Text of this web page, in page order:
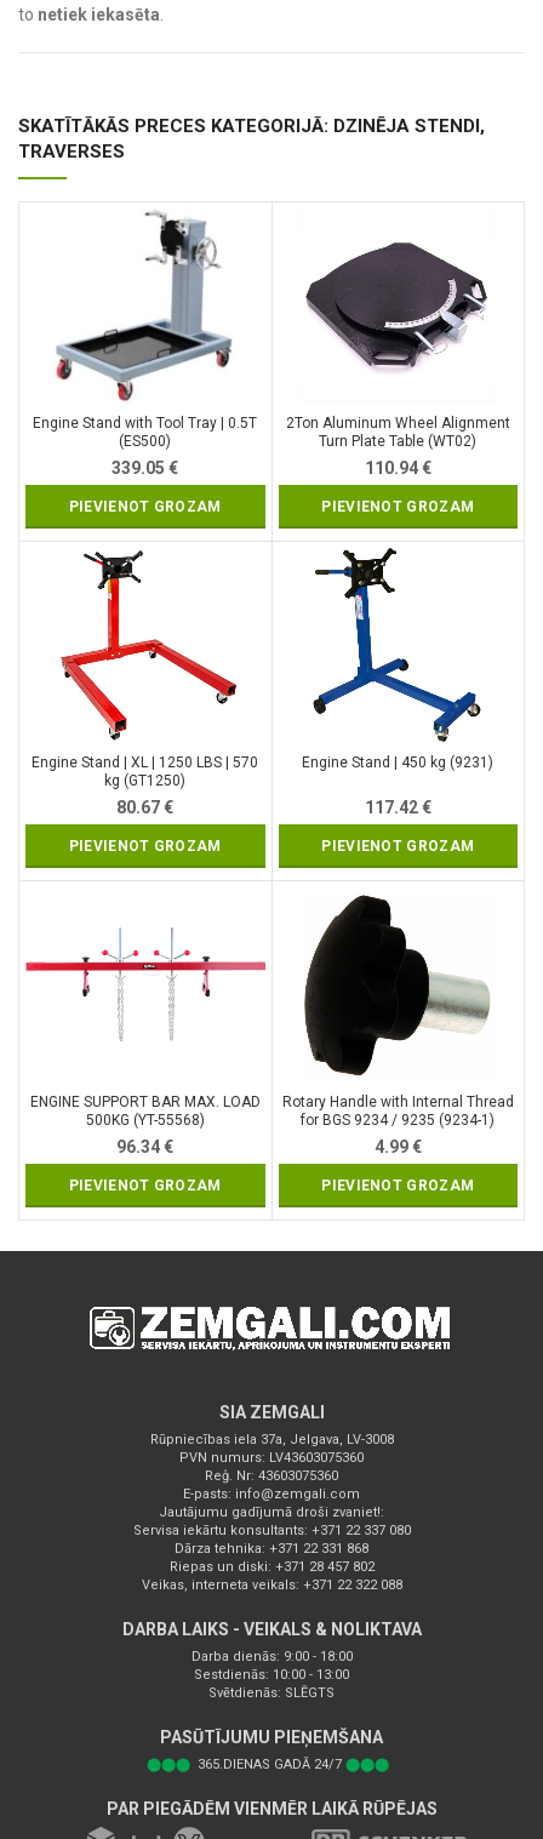
to netiek iekasēta
SKATĪTĀKĀS PRECES KATEGORIJĀ: DZINĒJA STENDI,
TRAVERSES
Engine Stand with Tool Tray | 0.5T
(ES500)
339.05€
PIEVIENOT GROZAM
2Ton Aluminum Wheel Alignment
Turn Plate Table (WT02)
110.94€
PIEVIENOT GROZAM
Engine Stand | XL | 1250 LBS | 570
kg (GT1250)
80.67€
PIEVIENOT GROZAM
Engine Stand | 450 kg (9231)
117.42€
PIEVIENOT GROZAM
ENGINE SUPPORT BAR MAX. LOAD
500KG (YT-55568)
96.34€
PIEVIENOT GROZAM
Rotary Handle with Internal Thread
for BGS 9234 / 9235 (9234-1)
4.99€
PIEVIENOT GROZAM
SIA ZEMGALI
Rūpniecības iela 37a, Jelgava, LV-3008
PVN numurs: LV43603075360
Reģ. Nr: 43603075360
E-pasts: info@zemgali.com
Jautājumu gadījumā droši zvaniet!:
Servisa iekārtu konsultants: +371 22 337 080
Dārza tehnika: +371 22 331 868
Riepas un diski: +371 28 457 802
Veikas, interneta veikals: +371 22 322 088
DARBA LAIKS - VEIKALS & NOLIKTAVA
Darba dienās: 9:00 - 18:00
Sestdienās: 10:00 - 13:00
Svētdienās: SLĒGTS
PASŪTĪJUMU PIEŅEMŠANA
⬤⬤⬤ 365.DIENAS GADĀ 24/7 ⬤⬤⬤
PAR PIEGĀDĒM VIENMĒR LAIKĀ RŪPĒJAS